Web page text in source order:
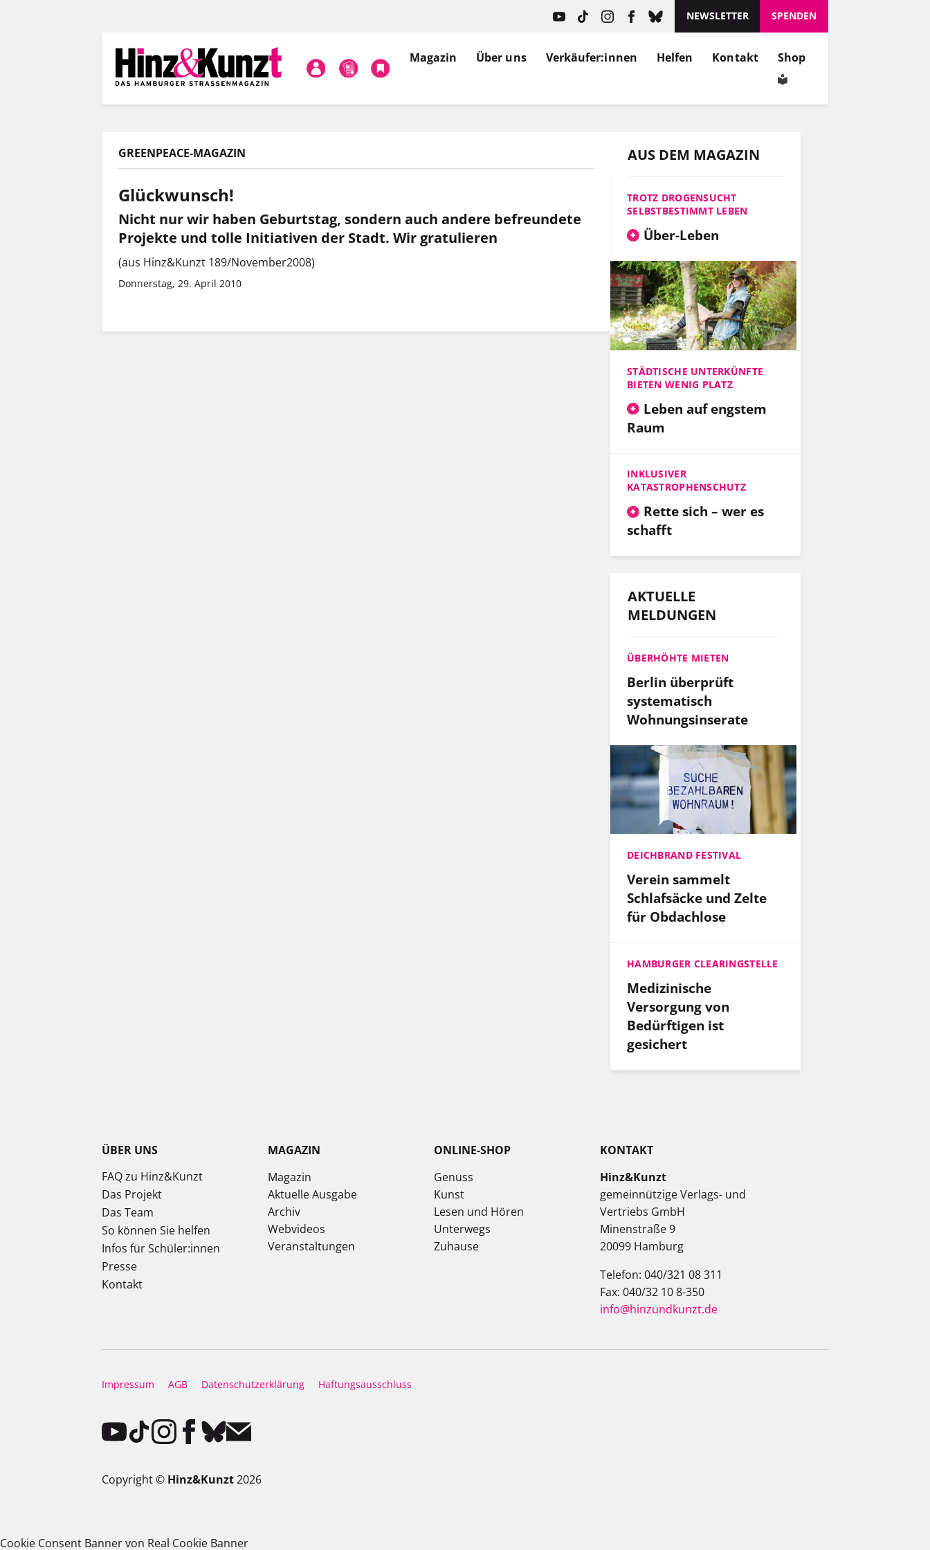
NEWSLETTER SPENDEN
Magazin Über uns Verkäufer:innen Helfen Kontakt Shop
GREENPEACE-MAGAZIN
Glückwunsch!
Nicht nur wir haben Geburtstag, sondern auch andere befreundete
Projekte und tolle Initiativen der Stadt. Wir gratulieren
(aus Hinz&Kunzt 189/November2008)
Donnerstag, 29. April 2010
AUS DEM MAGAZIN
TROTZ DROGENSUCHT
SELBSTBESTIMMT LEBEN
Über-Leben
STÄDTISCHE UNTERKÜNFTE
BIETEN WENIG PLATZ
Leben auf engstem
Raum
INKLUSIVER
KATASTROPHENSCHUTZ
Rette sich – wer es
schafft
AKTUELLE
MELDUNGEN
ÜBERHÖHTE MIETEN
Berlin überprüft
systematisch
Wohnungsinserate
DEICHBRAND FESTIVAL
Verein sammelt
Schlafsäcke und Zelte
für Obdachlose
HAMBURGER CLEARINGSTELLE
Medizinische
Versorgung von
Bedürftigen ist
gesichert
ÜBER UNS
FAQ zu Hinz&Kunzt
Das Projekt
Das Team
So können Sie helfen
Infos für Schüler:innen
Presse
Kontakt
MAGAZIN
Magazin
Aktuelle Ausgabe
Archiv
Webvideos
Veranstaltungen
ONLINE-SHOP
Genuss
Kunst
Lesen und Hören
Unterwegs
Zuhause
KONTAKT
Hinz&Kunzt
gemeinnützige Verlags- und
Vertriebs GmbH
Minenstraße 9
20099 Hamburg
Telefon: 040/321 08 311
Fax: 040/32 10 8-350
info@hinzundkunzt.de
Impressum AGB Datenschutzerklärung Haftungsausschluss
Copyright © Hinz&Kunzt2026
Cookie Consent Banner von Real Cookie Banner